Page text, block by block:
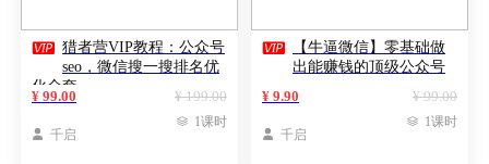
 猎者营VIP教程：公众号
seo，微信搜一搜排名优
化全套
¥ 199.00
¥ 99.00
 千启
 1课时

【牛逼微信】零基础做
出能赚钱的顶级公众号
¥ 99.00
¥ 9.90
 千启
 1课时